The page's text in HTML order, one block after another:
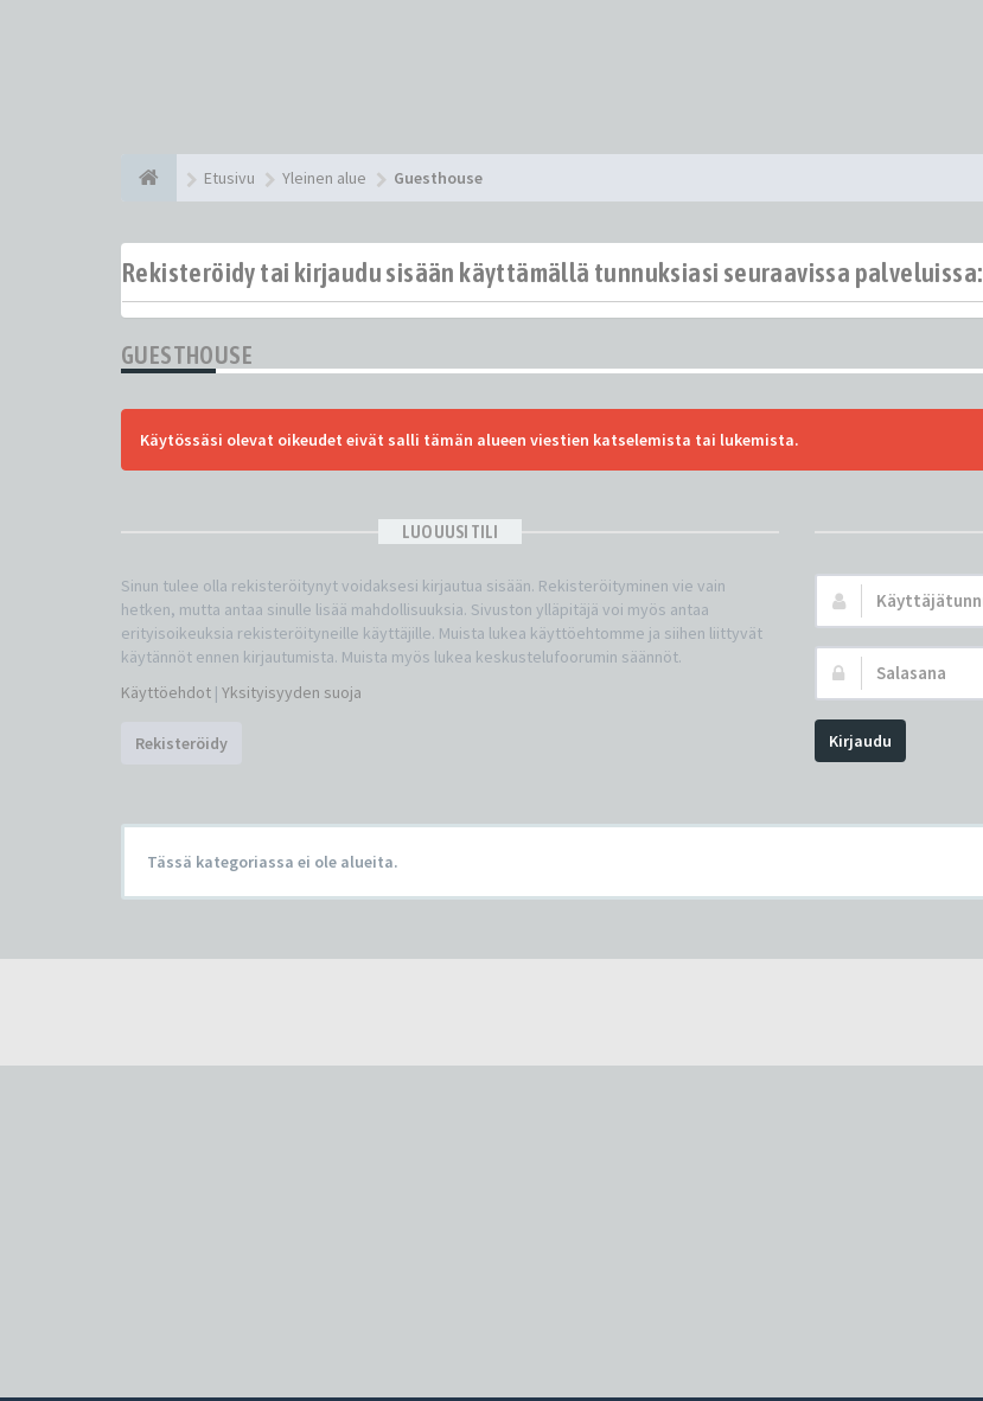
Etusivu Yleinen alue Guesthouse
Rekisteröidy tai kirjaudu sisään käyttämällä tunnuksiasi seuraavissa palveluissa:
GUESTHOUSE
Käytössäsi olevat oikeudet eivät salli tämän alueen viestien katselemista tai lukemista.
LUO UUSI TILI
Sinun tulee olla rekisteröitynyt voidaksesi kirjautua sisään. Rekisteröityminen vie vain
hetken, mutta antaa sinulle lisää mahdollisuuksia. Sivuston ylläpitäjä voi myös antaa
erityisoikeuksia rekisteröityneille käyttäjille. Muista lukea käyttöehtomme ja siihen liittyvät
käytännöt ennen kirjautumista. Muista myös lukea keskustelufoorumin säännöt.
Käyttöehdot | Yksityisyyden suoja
Rekisteröidy
Käyttäjätunnus:
Salasana:
Kirjaudu
Tässä kategoriassa ei ole alueita.